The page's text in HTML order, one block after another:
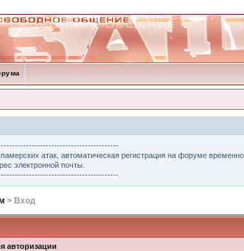
атак, автоматическая регистрация на форуме
электронной почты.
> Вход
авторизации